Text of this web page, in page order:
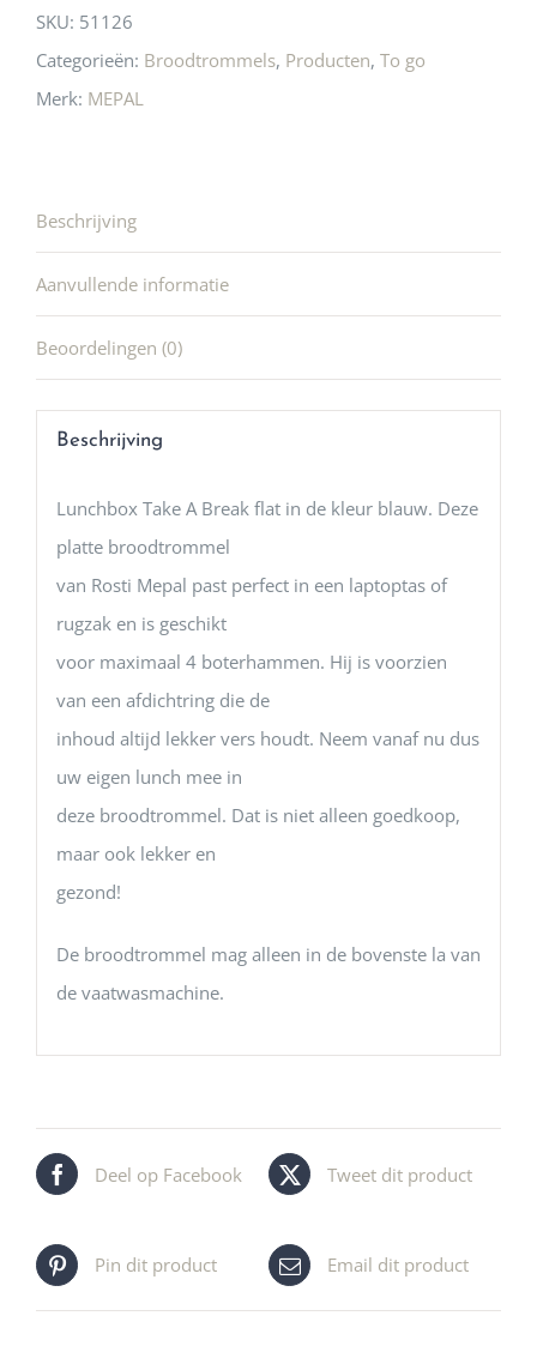
SKU: 51126
Categorieën: Broodtrommels, Producten, To go
Merk: MEPAL
Beschrijving
Aanvullende informatie
Beoordelingen (0)
Beschrijving
Lunchbox Take A Break flat in de kleur blauw. Deze
platte broodtrommel
van Rosti Mepal past perfect in een laptoptas of
rugzak en is geschikt
voor maximaal 4 boterhammen. Hij is voorzien
van een afdichtring die de
inhoud altijd lekker vers houdt. Neem vanaf nu dus
uw eigen lunch mee in
deze broodtrommel. Dat is niet alleen goedkoop,
maar ook lekker en
gezond!
De broodtrommel mag alleen in de bovenste la van
de vaatwasmachine.
Deel op Facebook Tweet dit product
Pin dit product Email dit product